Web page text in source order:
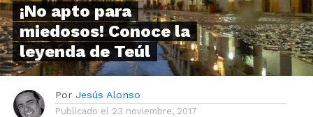
¡No apto para
miedosos! Conoce la
leyenda de Teúl
Por Jesús Alonso
Publicado el 23 noviembre, 2017